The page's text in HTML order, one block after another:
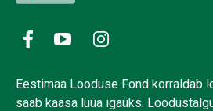
Eestimaa Looduse Fond korraldab
saab kaasa lüüa igaüks.